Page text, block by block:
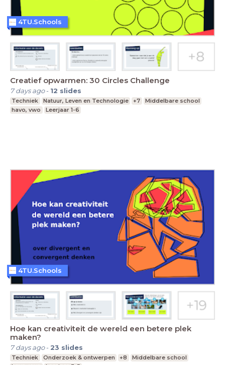
Creatief opwarmen: 30 Circles Challenge
7 days ago- 12 slides
Techniek Natuur, Leven en Technologie +7
Middelbare school
havo, vwo
Leerjaar 1-6
4TU.Schools
Hoe kan creativiteit de wereld een betere plek
maken?
7 days ago- 23 slides
Techniek Onderzoek & ontwerpen +8
Middelbare school
4TU.Schools